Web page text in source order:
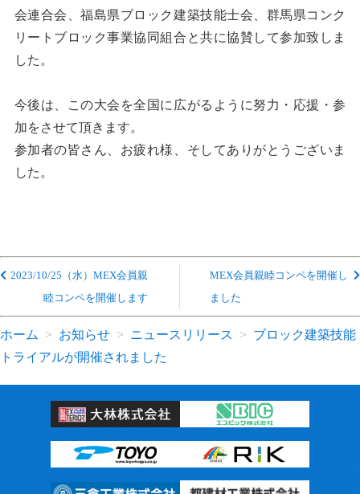
会連合会、福島県ブロック建築技能士会、群馬県コンク
リートブロック事業協同組合と共に協賛して参加致しま
した。
今後は、この大会を全国に広がるように努力・応援・参
加をさせて頂きます。
参加者の皆さん、お疲れ様、そしてありがとうございま
した。
MEX会員親睦コンペを開催し
ました
2023/10/25（水）MEX会員親
睦コンペを開催します
ホーム お知らせ ニュースリリース
ブロック建築技能
トライアルが開催されました